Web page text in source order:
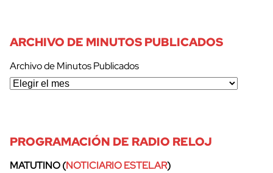
ARCHIVO DE MINUTOS PUBLICADOS
Archivo de Minutos Publicados
PROGRAMACIÓN DE RADIO RELOJ
MATUTINO (NOTICIARIO ESTELAR)